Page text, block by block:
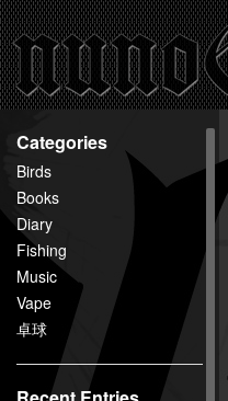
百
鬼
夜
行
Categories
Birds
Books
Diary
Fishing
Music
Vape
卓球